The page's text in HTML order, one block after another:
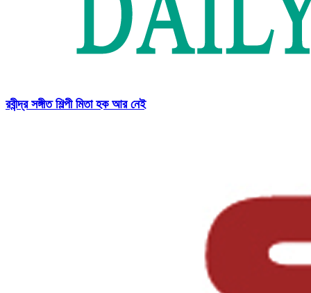
রবীন্দ্র সঙ্গীত শিল্পী মিতা হক আর নেই